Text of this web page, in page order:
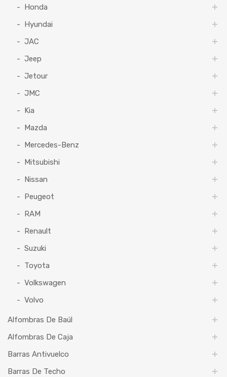
Honda
Hyundai
JAC
Jeep
Jetour
JMC
Kia
Mazda
Mercedes-Benz
Mitsubishi
Nissan
Peugeot
RAM
Renault
Suzuki
Toyota
Volkswagen
Volvo
Alfombras De Baúl
Alfombras De Caja
Barras Antivuelco
Barras De Techo